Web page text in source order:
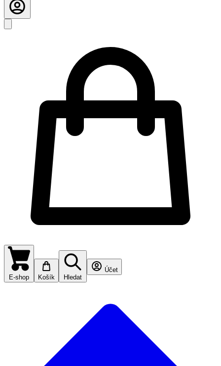
E-shop Košík Hledat
Účet